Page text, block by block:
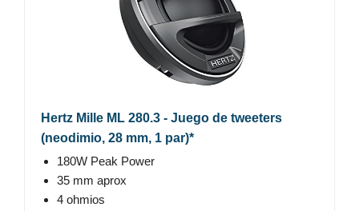
Hertz Mille ML 280.3 - Juego de tweeters
(neodimio, 28 mm, 1 par)*
180W Peak Power
35 mm aprox
4 ohmios